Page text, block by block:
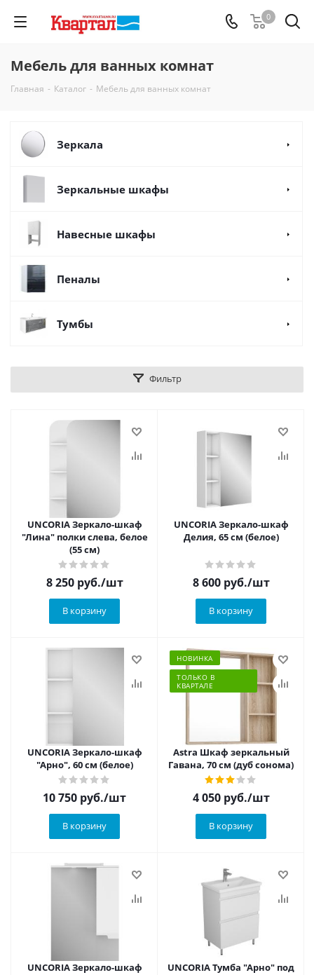
0
Мебель для ванных комнат
Главная - Каталог - Мебель для ванных комнат
Зеркала
Зеркальные шкафы
Навесные шкафы
Пеналы
Тумбы
Фильтр
UNCORIA Зеркало-шкаф
"Лина" полки слева, белое
(55 см)
8 250руб./шт
В корзину
UNCORIA Зеркало-шкаф
Делия, 65 см (белое)
8 600руб./шт
В корзину
UNCORIA Зеркало-шкаф
"Арно", 60 см (белое)
10 750 руб./шт
В корзину
НОВИНКА
ТОЛЬКО В
КВАРТАЛЕ
Astra Шкаф зеркальный
Гавана, 70 см (дуб сонома)
4 050руб./шт
В корзину
UNCORIA Зеркало-шкаф
UNCORIA Тумба "Арно" под